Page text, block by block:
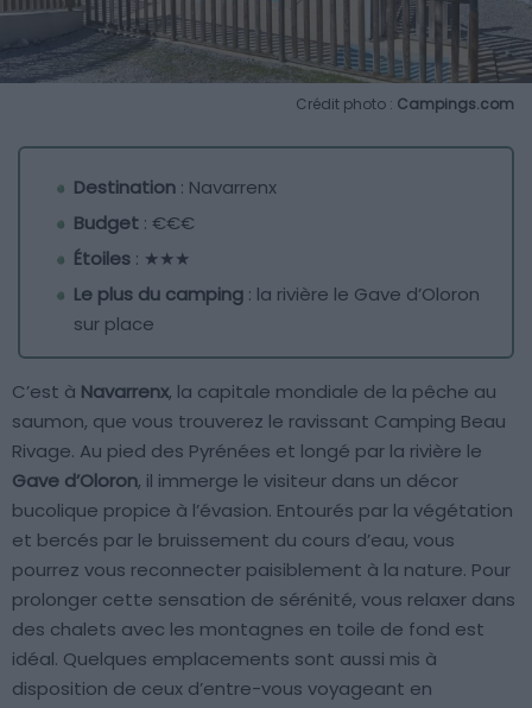
Crédit photo : Campings.com
Destination : Navarrenx
Budget : €€€
Étoiles : ★★★
Le plus du camping : la rivière le Gave d’Oloron
sur place
C’est à Navarrenx, la capitale mondiale de la pêche au
saumon, que vous trouverez le ravissant Camping Beau
Rivage. Au pied des Pyrénées et longé par la rivière le
Gave d’Oloron, il immerge le visiteur dans un décor
bucolique propice à l’évasion. Entourés par la végétation
et bercés par le bruissement du cours d’eau, vous
pourrez vous reconnecter paisiblement à la nature. Pour
prolonger cette sensation de sérénité, vous relaxer dans
des chalets avec les montagnes en toile de fond est
idéal. Quelques emplacements sont aussi mis à
disposition de ceux d’entre-vous voyageant en